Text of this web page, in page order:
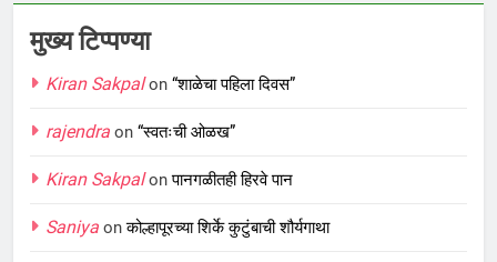
मुख्य टिप्पण्या
Kiran Sakpalon “शाळेचा पहिला दिवस”
rajendra on “स्वतःची ओळख”
Kiran Sakpalonपानगळीतही हिरवे पान
Saniya onकोल्हापूरच्या शिर्के कुटुंबाची शौर्यगाथा